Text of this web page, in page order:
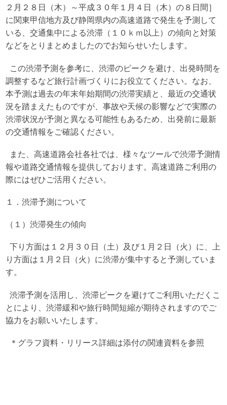
２月２８日（木）～平成３０年１月４日（木）の８日間］
に関東甲信地方及び静岡県内の高速道路で発生を予測して
いる、交通集中による渋滞（１０ｋｍ以上）の傾向と対策
などをとりまとめましたのでお知らせいたします。
この渋滞予測を参考に、渋滞のピークを避け、出発時間を
調整するなど旅行計画づくりにお役立てください。なお、
本予測は過去の年末年始期間の渋滞実績と、最近の交通状
況を踏まえたものですが、事故や天候の影響などで実際の
渋滞状況が予測と異なる可能性もあるため、出発前に最新
の交通情報をご確認ください。
また、高速道路会社各社では、様々なツールで渋滞予測情
報や道路交通情報を提供しております。高速道路ご利用の
際にはぜひご活用ください。
１．渋滞予測について
（１）渋滞発生の傾向
下り方面は１２月３０日（土）及び１月２日（火）に、上
り方面は１月２日（火）に渋滞が集中すると予測していま
す。
渋滞予測を活用し、渋滞ピークを避けてご利用いただくこ
とにより、渋滞緩和や旅行時間短縮が期待されますのでご
協力をお願いいたします。
＊グラフ資料・リリース詳細は添付の関連資料を参照